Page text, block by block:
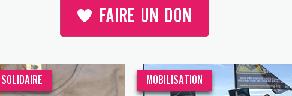
FAIRE UN DON
MOBILISATION